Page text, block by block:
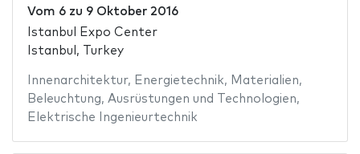
Vom 6zu 9 Oktober 2016
Istanbul Expo Center
Istanbul, Turkey
Innenarchitektur, Energietechnik, Materialien,
Beleuchtung, Ausrüstungen und Technologien,
Elektrische Ingenieurtechnik